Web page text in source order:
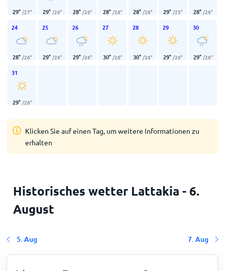
29° /27° 29° /26° 28° /26° 28° /26° 28° /26° 29° /25° 28° /26°
24
28° /26°
25
29° /26°
26
29° /26°
27
30° /26°
28
30° /26°
29
29° /26°
30
29° /26°
31
29° /26°
Klicken Sie auf einen Tag, um weitere Informationen zu
erhalten
Historisches wetter Lattakia - 6.
August
5. Aug 7. Aug